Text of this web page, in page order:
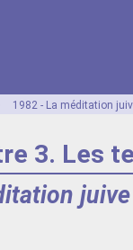
1982 - La méditation
3. Les
juive